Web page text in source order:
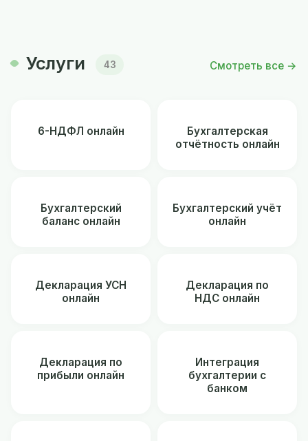
Услуги 43 Смотреть все →
6-НДФЛ онлайн
Бухгалтерская
отчётность онлайн
Бухгалтерский
баланс онлайн
Бухгалтерский учёт
онлайн
Декларация УСН
онлайн
Декларация по
НДС онлайн
Декларация по
прибыли онлайн
Интеграция
бухгалтерии с
банком